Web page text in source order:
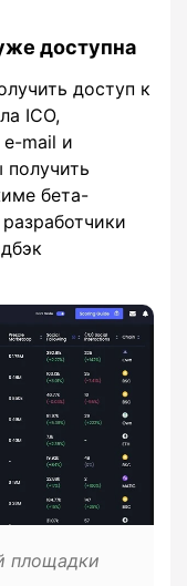
доступна
доступ к
ICO,
e-mail и
получить
бета-
площадки